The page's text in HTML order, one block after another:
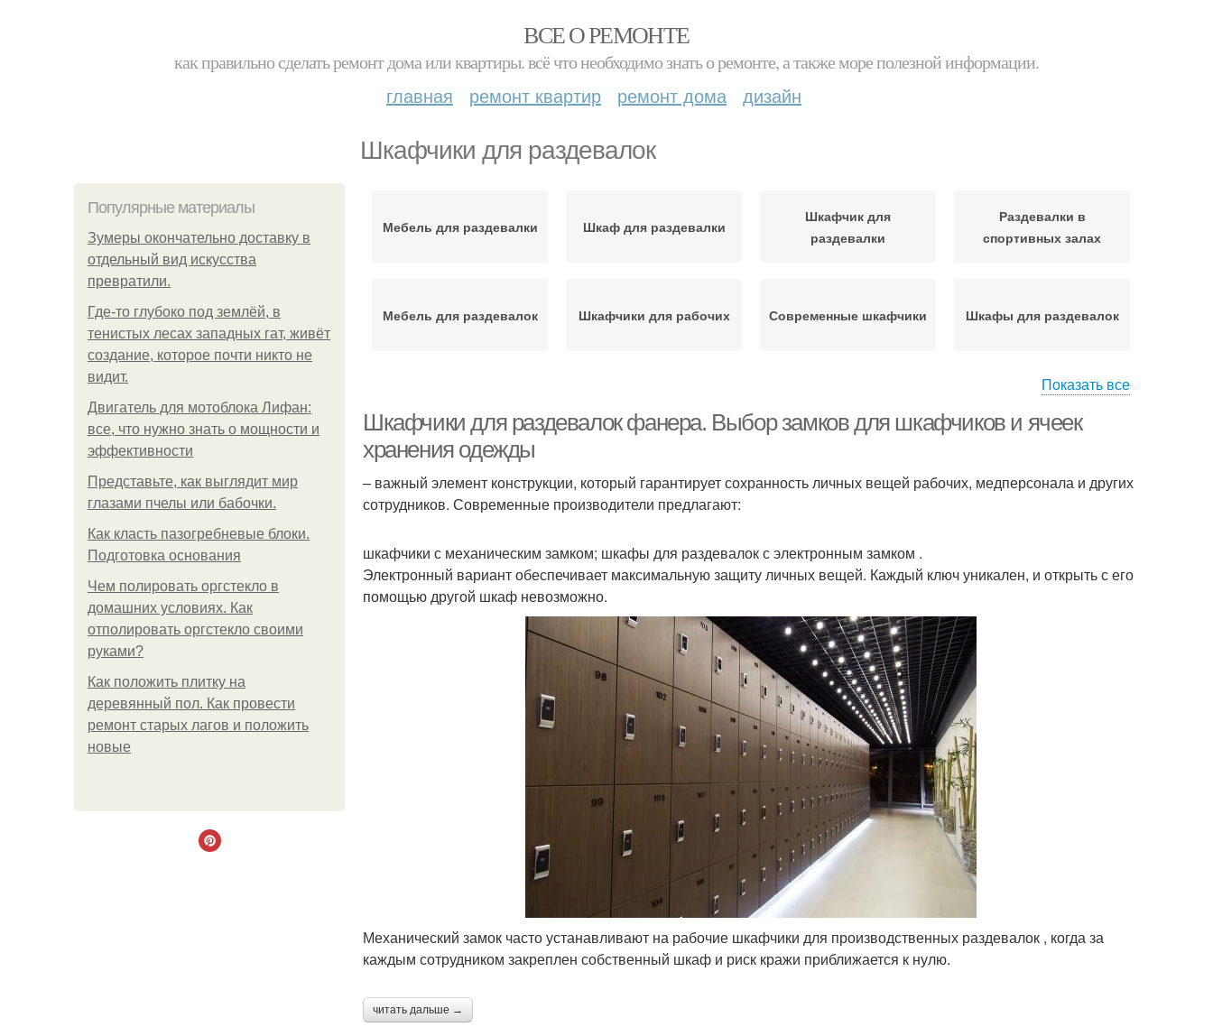
ВСЕ О РЕМОНТЕ
как правильно сделать ремонт дома или квартиры. всё что необходимо знать о ремонте, а также море полезной информации.
главная ремонт квартир ремонт дома дизайн
Шкафчики для раздевалок
Популярные материалы
Зумеры окончательно доставку в
отдельный вид искусства
превратили.
Где-то глубоко под землёй, в
тенистых лесах западных гат, живёт
создание, которое почти никто не
видит.
Двигатель для мотоблока Лифан:
все, что нужно знать о мощности и
эффективности
Представьте, как выглядит мир
глазами пчелы или бабочки.
Как класть пазогребневые блоки.
Подготовка основания
Чем полировать оргстекло в
домашних условиях. Как
отполировать оргстекло своими
руками?
Как положить плитку на
деревянный пол. Как провести
ремонт старых лагов и положить
новые
Мебель для раздевалки Шкаф для раздевалки
Шкафчик для
раздевалки
Раздевалки в
спортивных залах
Мебель для раздевалок Шкафчики для рабочих Современные шкафчики Шкафы для раздевалок
сад
Шкафчики для детского
сада
Шкафчики на кухню
Шкафы для детских
раздевалок
Кармашки на шкафчик
Кармашек для
Кармашки в шкафчик Шкафы в раздевалки Секционные раздевалки Секционные шкафчики
Шкафчики со скамейкой Шкафчики под одежду
Показать все
Шкафчики для раздевалок фанера. Выбор замков для шкафчиков и ячеек
хранения одежды
– важный элемент конструкции, который гарантирует сохранность личных вещей рабочих, медперсонала и других
сотрудников. Современные производители предлагают:
шкафчики с механическим замком; шкафы для раздевалок с электронным замком .
Электронный вариант обеспечивает максимальную защиту личных вещей. Каждый ключ уникален, и открыть с его
помощью другой шкаф невозможно.
Механический замок часто устанавливают на рабочие шкафчики для производственных раздевалок , когда за
каждым сотрудником закреплен собственный шкаф и риск кражи приближается к нулю.
читать дальше →